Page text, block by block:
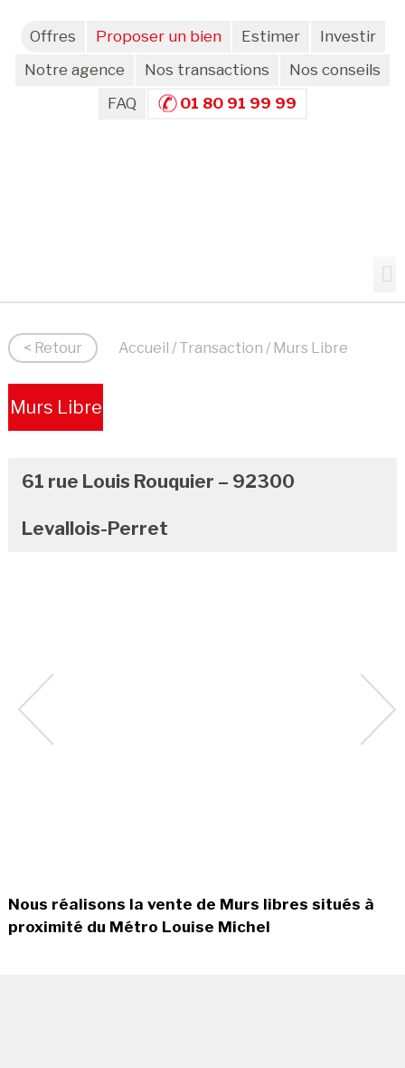
Offres Proposer un bien Estimer
Investir
Notre agence
Nos transactions
Nos conseils
FAQ
01 80 91 99 99
< Retour Accueil / Transaction / Murs Libre
Murs Libre
61 rue Louis Rouquier – 92300
Levallois-Perret
Nous réalisons la vente de Murs libres situés à
proximité du Métro Louise Michel